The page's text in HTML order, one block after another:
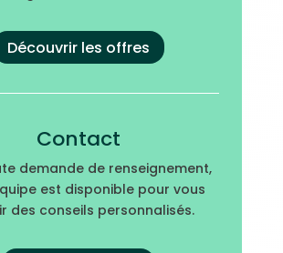
Découvrir les offres
Contact
demande de renseignement,
est disponible pour vous
des conseils personnalisés.